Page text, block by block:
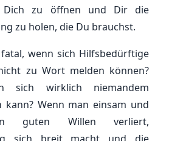
Dich zu öffnen und Dir die
zu holen, die Du brauchst.
wenn sich Hilfsbedürftige
zu Wort melden können?
sich wirklich niemandem
kann? Wenn man einsam und
guten Willen verliert,